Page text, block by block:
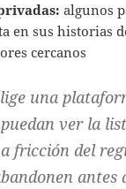
algunos
en sus historias
cercanos
una
ver la
fricción del
antes